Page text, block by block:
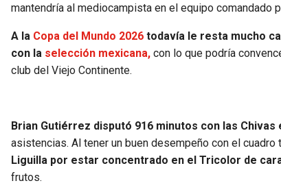
mantendría al mediocampista en el equipo comandado
A la Copa del Mundo 2026 todavía le resta mucho
con la selección mexicana, con lo que podría
club del Viejo Continente.
Brian Gutiérrez disputó 916 minutos con las Chivas
asistencias. Al tener un buen desempeño con el cuadro
Liguilla por estar concentrado en el Tricolor de
frutos.